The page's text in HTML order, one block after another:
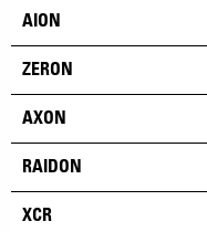
AION
ZERON
AXON
RAIDON
XCR